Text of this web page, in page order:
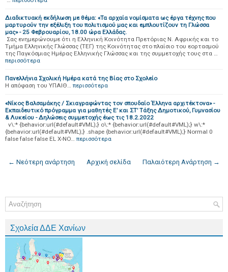
Διαδικτυακή εκδήλωση με θέμα: «Τα αρχαία νομίσματα ως έργα τέχνης που
μαρτυρούν την εξέλιξη του πολιτισμού μας και εμπλουτίζουν τη Γλώσσα
μας» - 25 Φεβρουαρίου, 18.00 ώρα Ελλάδας.
Σας ενημερώνουμε ότι η Ελληνική Κοινότητα Πρετόριας Ν. Αφρικής και το
Τμήμα Ελληνικής Γλώσσας (ΤΕΓ) της Κοινότητας στο πλαίσιο του εορτασμού
της Παγκόσμιας Ημέρας Ελληνικής Γλώσσας και της συμμετοχής τους στα …
περισσότερα
Πανελλήνια Σχολική Ημέρα κατά της Βίας στο Σχολείο
Η απόφαση του ΥΠΑΙΘ… περισσότερα
«Νίκος Βαλσαμάκης / Σκιαγραφώντας τον σπουδαίο Έλληνα αρχιτέκτονα» -
Εκπαιδευτικό πρόγραμμα για μαθητές Ε’ και ΣΤ’ Τάξης Δημοτικού, Γυμνασίου
& Λυκείου - Δηλώσεις συμμετοχής έως τις 18.2.2022
v\:* {behavior:url(#default#VML);} o\:* {behavior:url(#default#VML);} w\:*
{behavior:url(#default#VML);} .shape {behavior:url(#default#VML);} Normal 0
false false false EL X-NO… περισσότερα
← Νεότερη ανάρτηση Παλαιότερη Ανάρτηση →
Αρχική σελίδα
Σχολεία ΔΔΕ Χανίων